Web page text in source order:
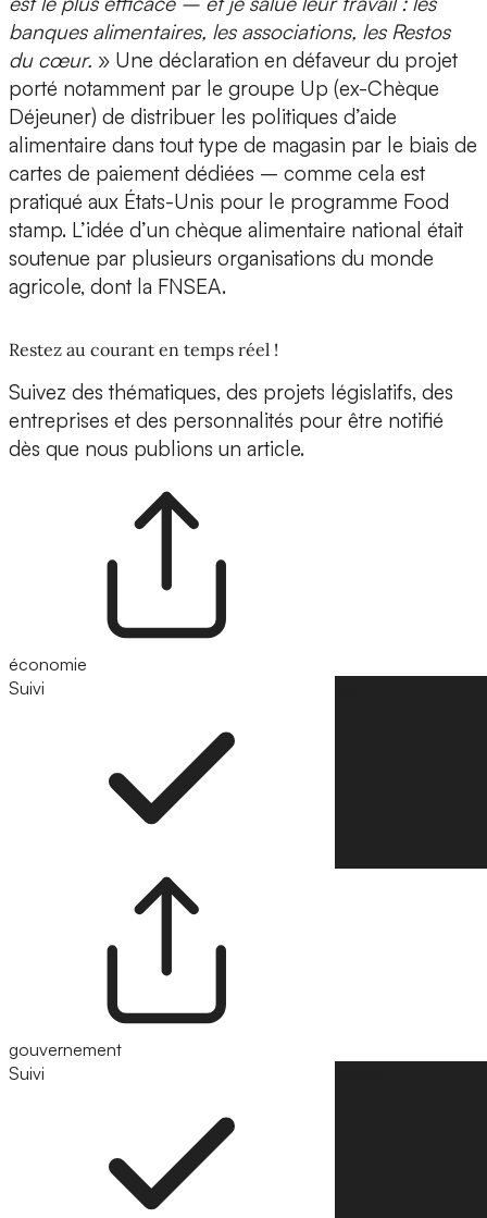
banques alimentaires, les associations, les Restos
du cœur. » Une déclaration en défaveur du projet
porté notamment par le groupe Up (ex-Chèque
Déjeuner) de distribuer les politiques d’aide
alimentaire dans tout type de magasin par le biais de
cartes de paiement dédiées – comme cela est
pratiqué aux États-Unis pour le programme Food
stamp. L’idée d’un chèque alimentaire national était
soutenue par plusieurs organisations du monde
agricole, dont la FNSEA.
Restez au courant en temps réel !
Suivez des thématiques, des projets législatifs, des
entreprises et des personnalités pour être notifié
dès que nous publions un article.
économie
Suivi
gouvernement
Suivi